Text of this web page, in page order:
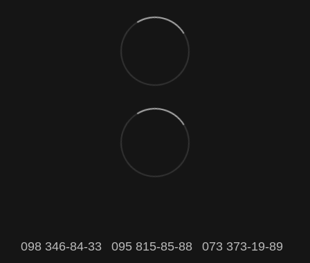
098 346-84-33 095 815-85-88
073 373-19-89